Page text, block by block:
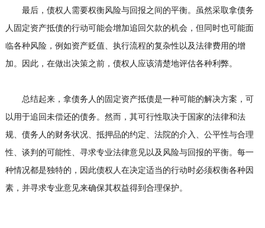
最后，债权人需要权衡风险与回报之间的平衡。虽然采取拿债务
人固定资产抵债的行动可能会增加追回欠款的机会，但同时也可能面
临各种风险，例如资产贬值、执行流程的复杂性以及法律费用的增
加。因此，在做出决策之前，债权人应该清楚地评估各种利弊。
总结起来，拿债务人的固定资产抵债是一种可能的解决方案，可
以用于追回未偿还的债务。然而，其可行性取决于国家的法律和法
规、债务人的财务状况、抵押品的约定、法院的介入、公平性与合理
性、谈判的可能性、寻求专业法律意见以及风险与回报的平衡。每一
种情况都是独特的，因此债权人在决定适当的行动时必须权衡各种因
素，并寻求专业意见来确保其权益得到合理保护。